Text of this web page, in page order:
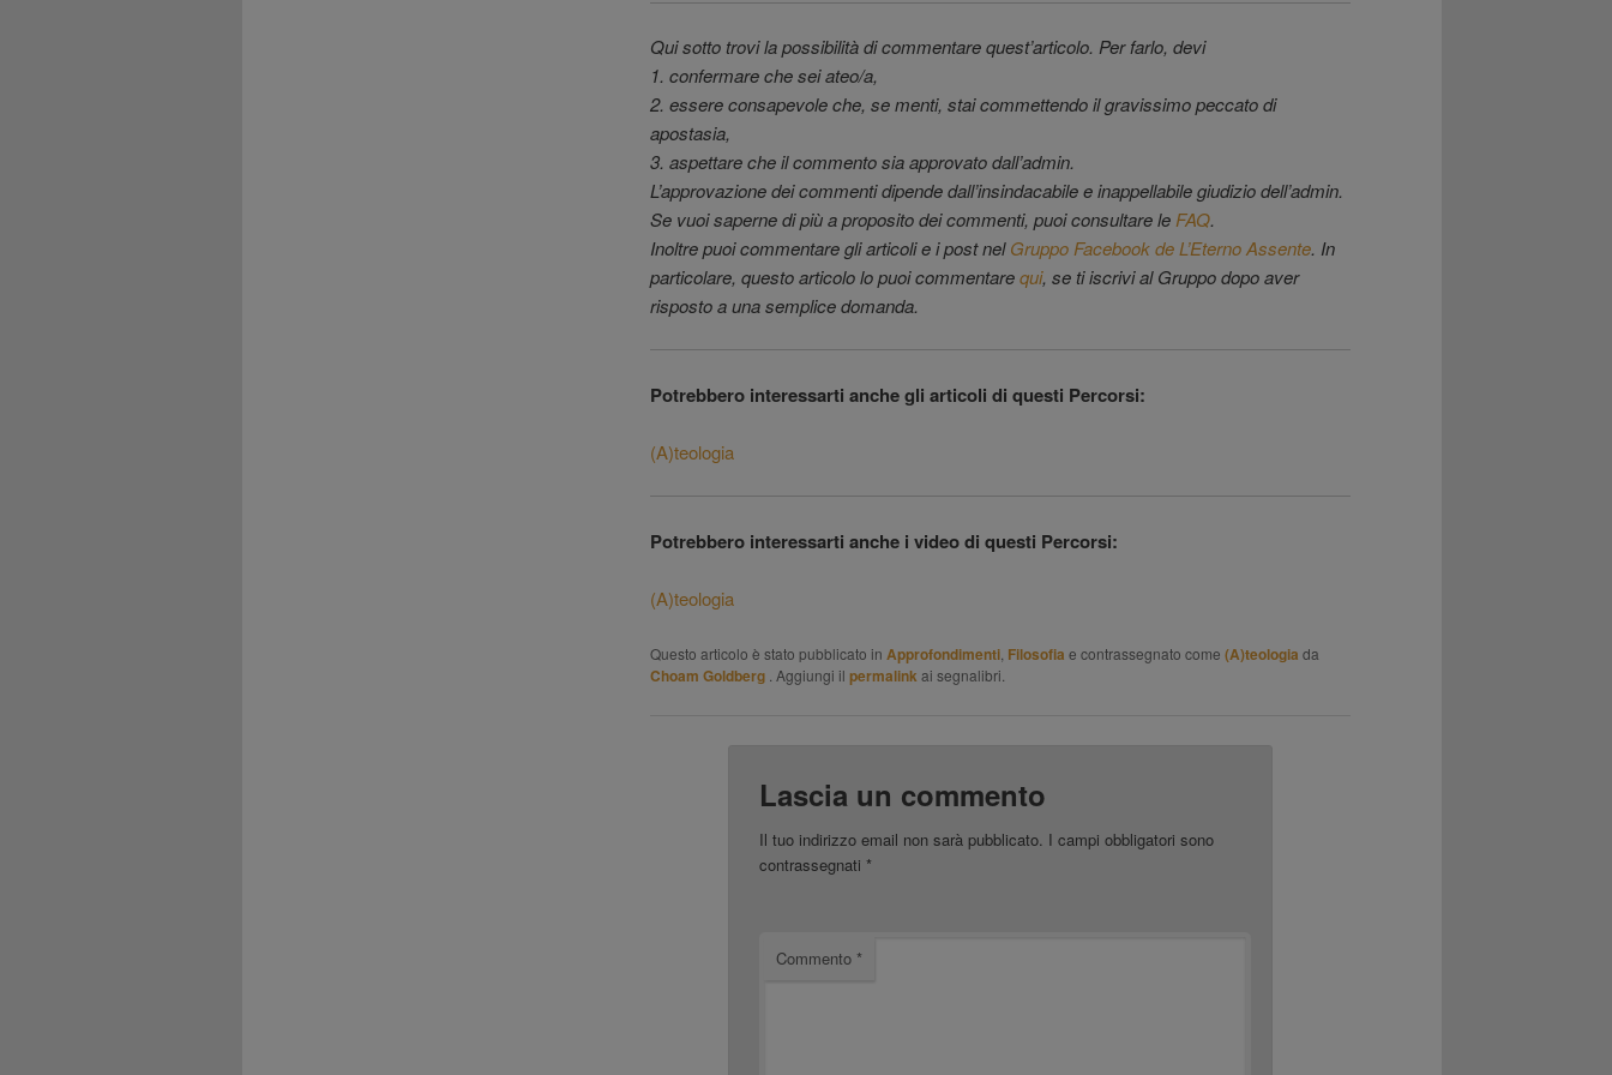
Qui sotto trovi la possibilità di commentare quest’articolo. Per farlo, devi
1. confermare che sei ateo/a,
2. essere consapevole che, se menti, stai commettendo il gravissimo peccato di
apostasia,
3. aspettare che il commento sia approvato dall’admin.
L’approvazione dei commenti dipende dall’insindacabile e inappellabile giudizio dell’admin.
Se vuoi saperne di più a proposito dei commenti, puoi consultare le FAQ.
Inoltre puoi commentare gli articoli e i post nelGruppo Facebook de L’Eterno Assente. In
particolare, questo articolo lo puoi commentarequi, se ti iscrivi al Gruppo dopo aver
risposto a una semplice domanda.
Potrebbero interessarti anche gli articoli di questi Percorsi:
(A)teologia
Potrebbero interessarti anche i video di questi Percorsi:
(A)teologia
Questo articolo è stato pubblicato in Approfondimenti Filosofia e contrassegnato come (A)teologia da
Choam Goldberg . Aggiungi il permalink ai segnalibri.
Lascia un commento
Il tuo indirizzo email non sarà pubblicato. I campi obbligatori sono
contrassegnati *
Commento *